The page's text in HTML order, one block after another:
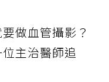
做血管攝影？
主治醫師追